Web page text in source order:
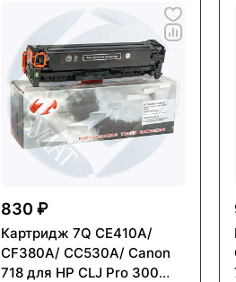
830 ₽
Картридж 7Q CE410A/
CF380A/ CC530A/ Canon
718 для HP CLJ Pro 300